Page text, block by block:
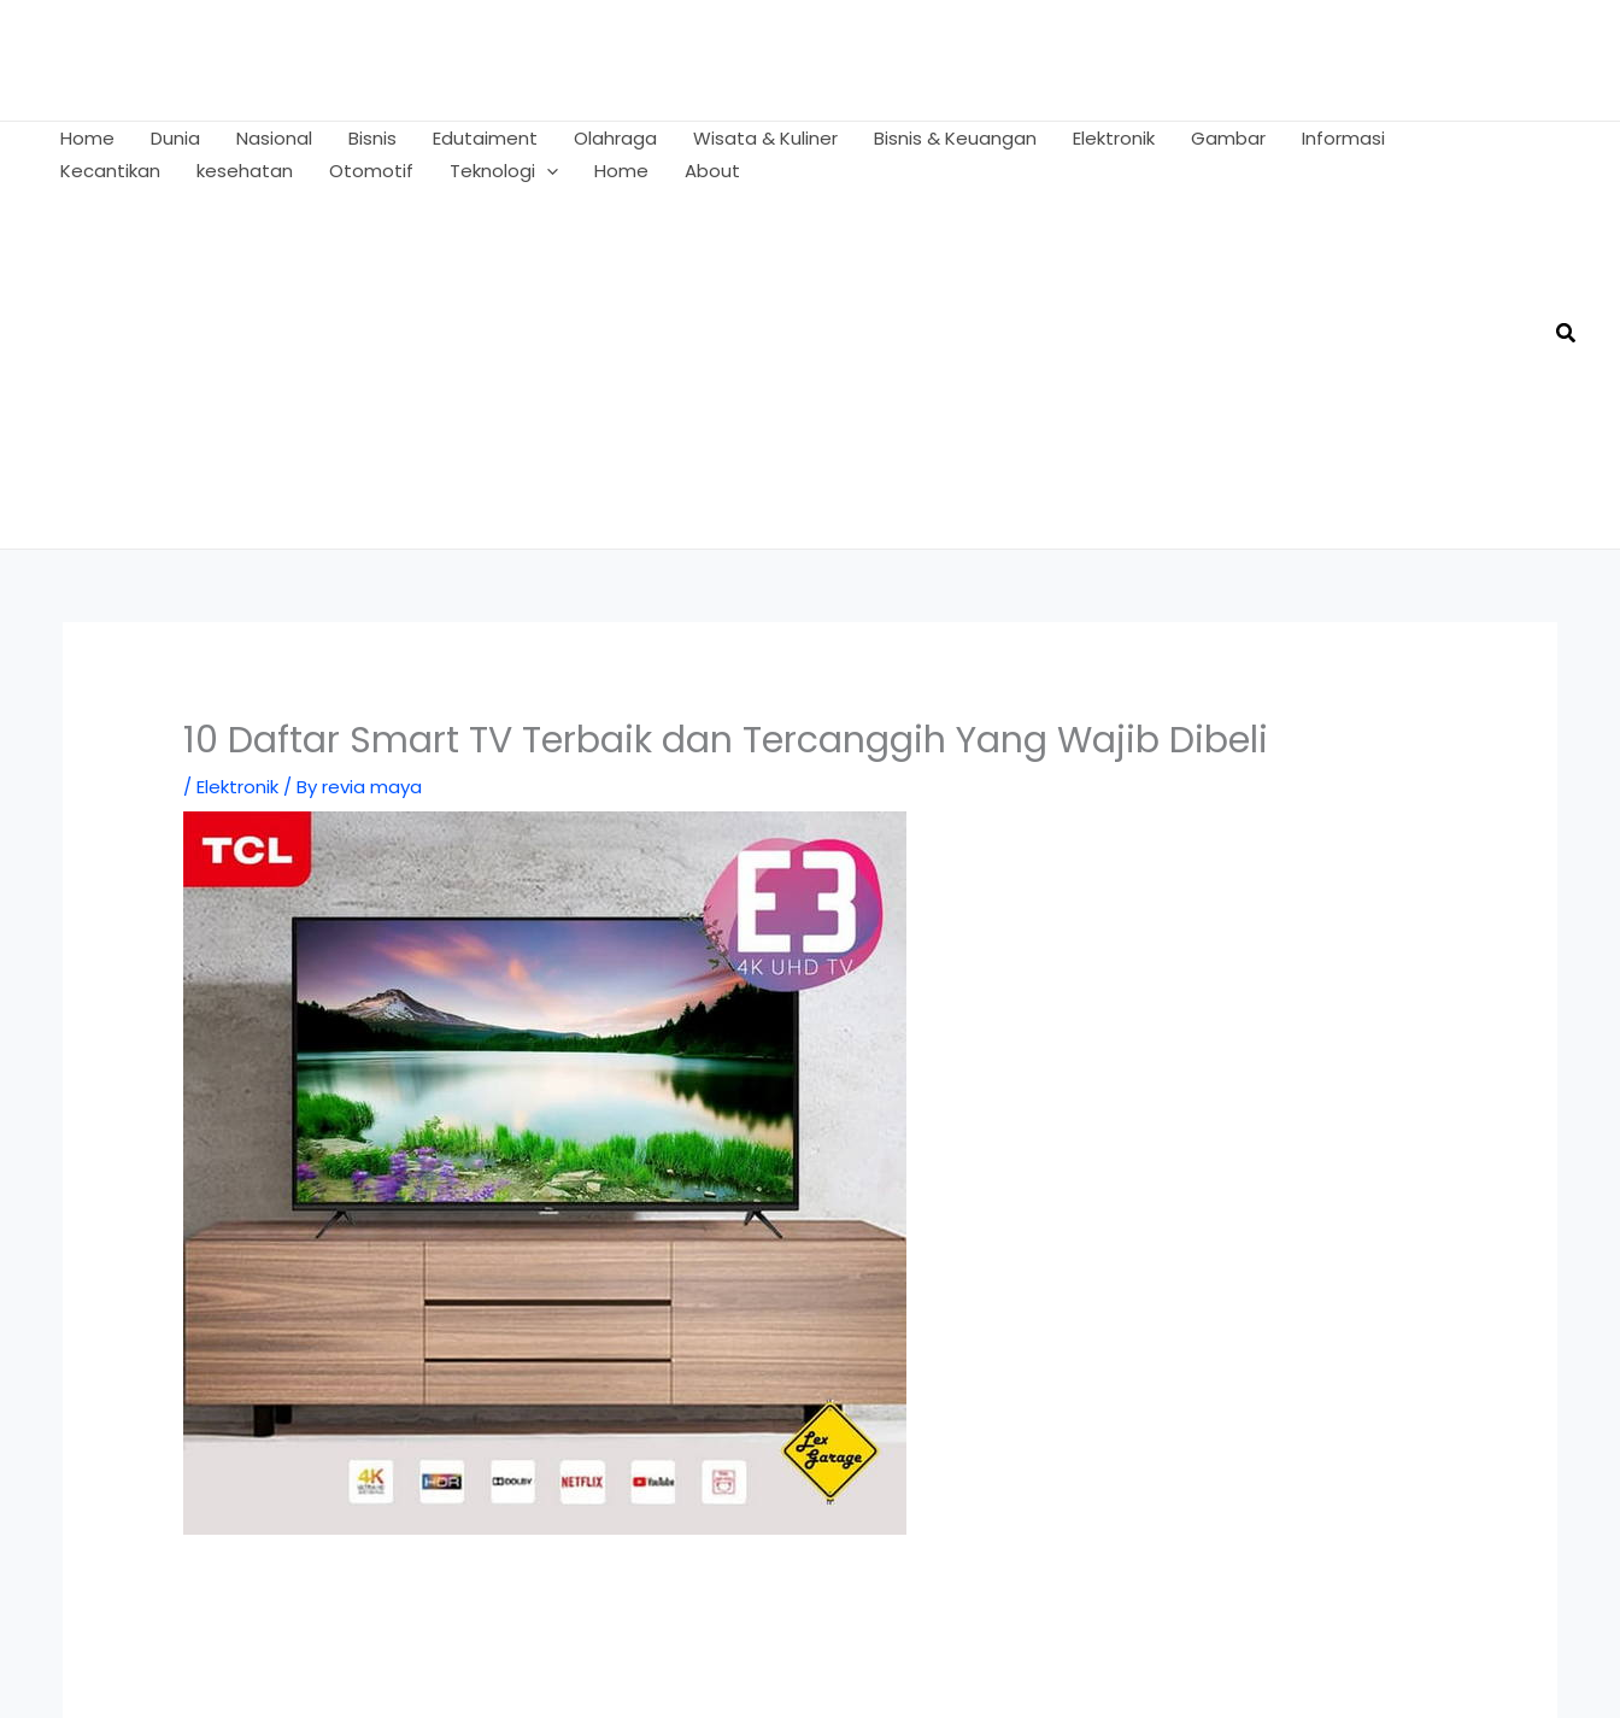
Home Dunia Nasional Bisnis Edutaiment Olahraga Wisata & Kuliner Bisnis & Keuangan Elektronik Gambar
Informasi
Kecantikan
kesehatan Otomotif Teknologi Home About
10 Daftar Smart TV Terbaik dan Tercanggih Yang Wajib Dibeli
/Elektronik / Byrevia maya